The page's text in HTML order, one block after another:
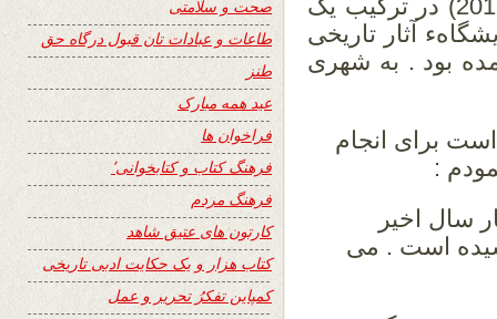
در اواخر ماه مارچ سال جاری عیسوی (2013) در ترکیب یک
آثار تاریخی
بود . به شهری
برای انجام
:
سال اخیر
است . می
صحت و سلامتی
طاعات و عبادات تان قبول درگاه حق
طنز
عید همه مبارک
فراخوان ها
فرهنگ کتاب و کتابخوانی٬
فرهنگ مردم
کارتون های عتیق شاهد
کتاب هزار و یک حکایت ادبی تاریخی
کمپاین تفکرُ تحریر و عمل